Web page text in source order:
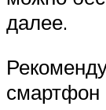
далее.